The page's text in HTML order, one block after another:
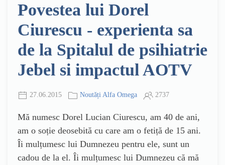
Povestea lui Dorel
Ciurescu - experienta sa
de la Spitalul de psihiatrie
Jebel si impactul AOTV
27.06.2015 Noutăți Alfa Omega 2737
Mă numesc Dorel Lucian Ciurescu, am 40 de ani,
am o soție deosebită cu care am o fetiță de 15 ani.
Îi mulțumesc lui Dumnezeu pentru ele, sunt un
cadou de la el. Îi mulțumesc lui Dumnezeu că mă